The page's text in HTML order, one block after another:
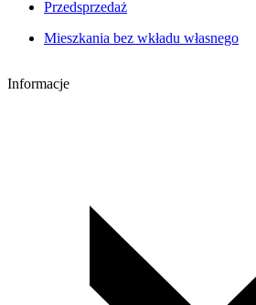
Przedsprzedaż
Mieszkania bez wkładu własnego
Informacje